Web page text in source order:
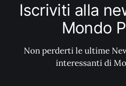
Iscriviti alla
Mondo
Non perderti le ultime
interessanti di